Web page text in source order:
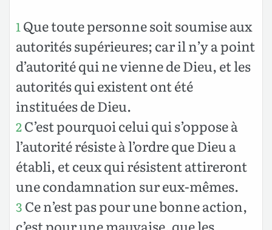
1 Que toute personne soit soumise aux
autorités supérieures; car il n’y a point
d’autorité qui ne vienne de Dieu, et les
autorités qui existent ont été
instituées de Dieu.
2C’est pourquoi celui qui s’oppose à
l’autorité résiste à l’ordre que Dieu a
établi, et ceux qui résistent attireront
une condamnation sur eux-mêmes.
3 Ce n’est pas pour une bonne action,
c’est pour une mauvaise, que les